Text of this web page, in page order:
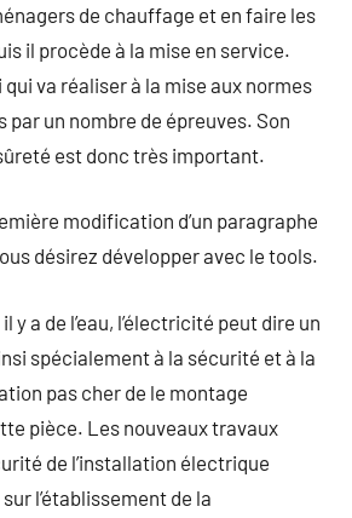
de chauffage et en faire les
il procède à la mise en service.
qui va réaliser à la mise aux normes
par un nombre de épreuves. Son
est donc très important.
modification d’un paragraphe
désirez développer avec le tools.
y a de l’eau, l’électricité peut dire un
spécialement à la sécurité et à la
pas cher de le montage
pièce. Les nouveaux travaux
de l’installation électrique
l’établissement de la